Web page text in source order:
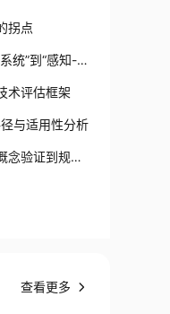
拐点
统”到“感知-
术评估框架
与适用性分析
念验证到规模
查看更多